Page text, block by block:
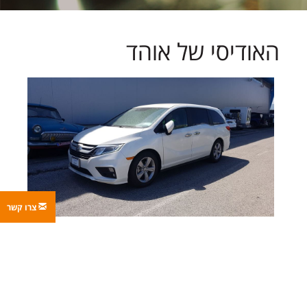
האודיסי של אוהד
צרו קשר